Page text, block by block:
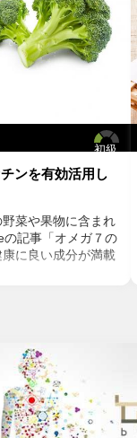
初級
ンを有効活用し
菜や果物に含まれ
記事「オメガ７の
に良い成分が満載
用がありウイルス
ると言われていま
な働きを持つ亜鉛
ています。今回
と亜鉛との関連性